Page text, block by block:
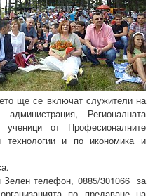
ще се включат служители на
Регионалната
от Професионалните
технологии и по икономика и
телефон, 0885/301066 за